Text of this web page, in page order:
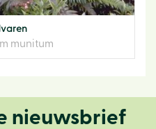
munitum
nieuwsbrief